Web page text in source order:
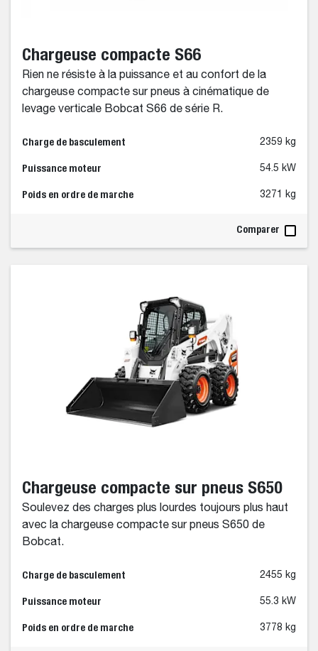
Chargeuse compacte S66
Rien ne résiste à la puissance et au confort de la
chargeuse compacte sur pneus à cinématique de
levage verticale Bobcat S66 de série R.
Charge de basculement 2359 kg
Puissance moteur 54.5 kW
Poids en ordre de marche 3271 kg
Comparer
Chargeuse compacte sur pneus S650
Soulevez des charges plus lourdes toujours plus haut
avec la chargeuse compacte sur pneus S650 de
Bobcat.
Charge de basculement 2455 kg
Puissance moteur 55.3 kW
Poids en ordre de marche 3778 kg